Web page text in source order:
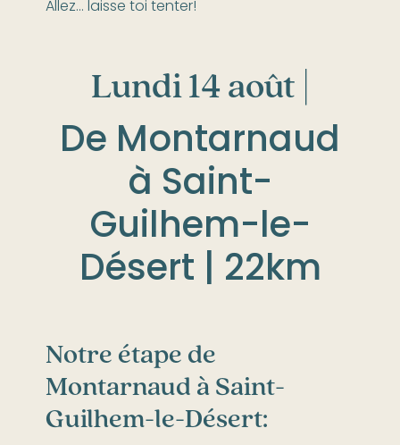
Allez… laisse toi tenter!
Lundi 14 août |
De Montarnaud
à Saint-
Guilhem-le-
Désert | 22km
Notre étape de
Montarnaud à Saint-
Guilhem-le-Désert: